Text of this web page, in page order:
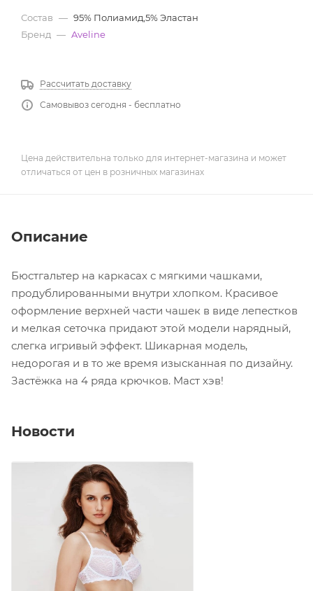
Состав — 95% Полиамид,5% Эластан
Бренд — Aveline
Рассчитать доставку
Самовывоз сегодня - бесплатно
Цена действительна только для интернет-магазина и может
отличаться от цен в розничных магазинах
Описание
Бюстгальтер на каркасах с мягкими чашками,
продублированными внутри хлопком. Красивое
оформление верхней части чашек в виде лепестков
и мелкая сеточка придают этой модели нарядный,
слегка игривый эффект. Шикарная модель,
недорогая и в то же время изысканная по дизайну.
Застёжка на 4 ряда крючков. Маст хэв!
Новости